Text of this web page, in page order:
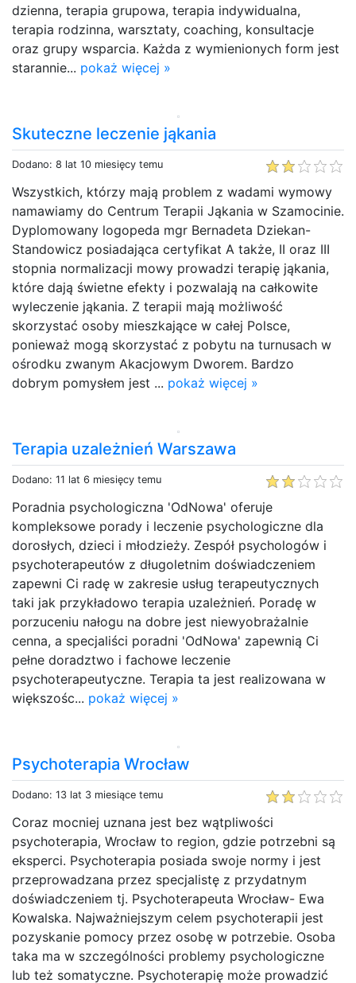
dzienna, terapia grupowa, terapia indywidualna,
terapia rodzinna, warsztaty, coaching, konsultacje
oraz grupy wsparcia. Każda z wymienionych form jest
starannie... pokaż więcej »
Skuteczne leczenie jąkania
Dodano: 8 lat 10 miesięcy temu
Wszystkich, którzy mają problem z wadami wymowy
namawiamy do Centrum Terapii Jąkania w Szamocinie.
Dyplomowany logopeda mgr Bernadeta Dziekan-
Standowicz posiadająca certyfikat A także, II oraz III
stopnia normalizacji mowy prowadzi terapię jąkania,
które dają świetne efekty i pozwalają na całkowite
wyleczenie jąkania. Z terapii mają możliwość
skorzystać osoby mieszkające w całej Polsce,
ponieważ mogą skorzystać z pobytu na turnusach w
ośrodku zwanym Akacjowym Dworem. Bardzo
dobrym pomysłem jest ... pokaż więcej »
Terapia uzależnień Warszawa
Dodano: 11 lat 6 miesięcy temu
Poradnia psychologiczna 'OdNowa' oferuje
kompleksowe porady i leczenie psychologiczne dla
dorosłych, dzieci i młodzieży. Zespół psychologów i
psychoterapeutów z długoletnim doświadczeniem
zapewni Ci radę w zakresie usług terapeutycznych
taki jak przykładowo terapia uzależnień. Poradę w
porzuceniu nałogu na dobre jest niewyobrażalnie
cenna, a specjaliści poradni 'OdNowa' zapewnią Ci
pełne doradztwo i fachowe leczenie
psychoterapeutyczne. Terapia ta jest realizowana w
większośc... pokaż więcej »
Psychoterapia Wrocław
Dodano: 13 lat 3 miesiące temu
Coraz mocniej uznana jest bez wątpliwości
psychoterapia, Wrocław to region, gdzie potrzebni są
eksperci. Psychoterapia posiada swoje normy i jest
przeprowadzana przez specjalistę z przydatnym
doświadczeniem tj. Psychoterapeuta Wrocław- Ewa
Kowalska. Najważniejszym celem psychoterapii jest
pozyskanie pomocy przez osobę w potrzebie. Osoba
taka ma w szczególności problemy psychologiczne
lub też somatyczne. Psychoterapię może prowadzić